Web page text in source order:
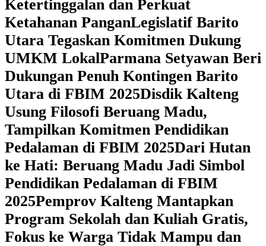
Ketertinggalan dan Perkuat
Ketahanan PanganLegislatif Barito
Utara Tegaskan Komitmen Dukung
UMKM LokalParmana Setyawan Beri
Dukungan Penuh Kontingen Barito
Utara di FBIM 2025Disdik Kalteng
Usung Filosofi Beruang Madu,
Tampilkan Komitmen Pendidikan
Pedalaman di FBIM 2025‎Dari Hutan
ke Hati: Beruang Madu Jadi Simbol
Pendidikan Pedalaman di FBIM
2025‎Pemprov Kalteng Mantapkan
Program Sekolah dan Kuliah Gratis,
Fokus ke Warga Tidak Mampu dan